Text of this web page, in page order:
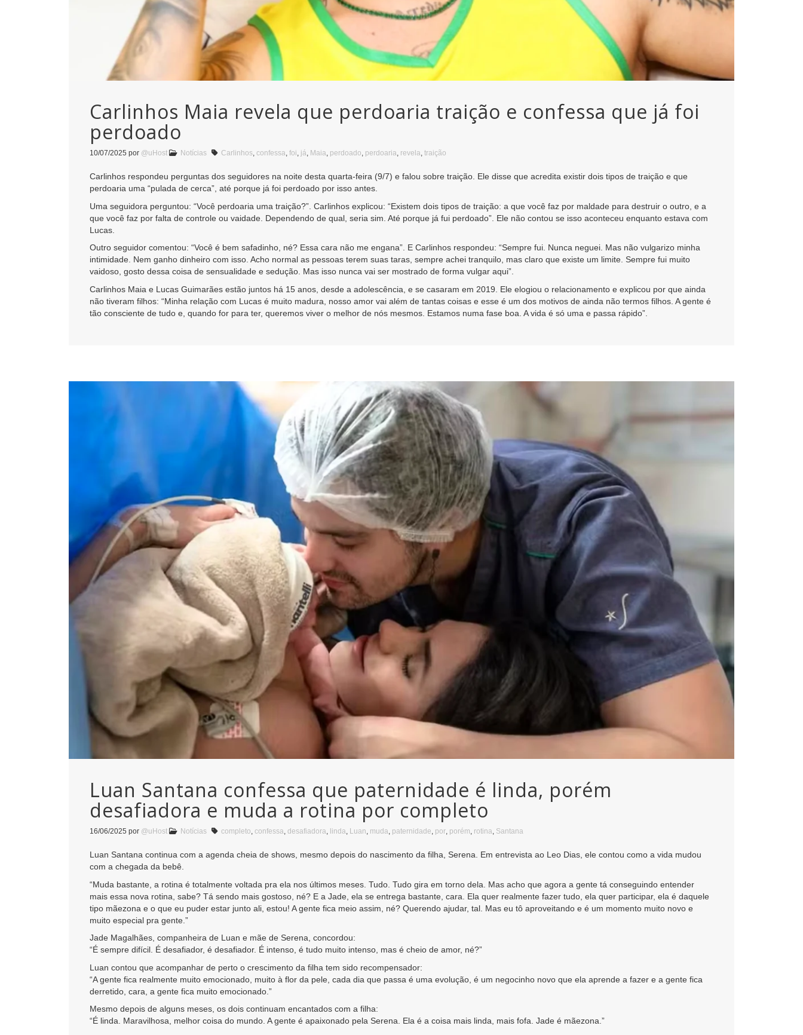
Carlinhos Maia revela que perdoaria traição e confessa que já foi
perdoado
10/07/2025 por @uHost Notícias Carlinhos, confessa, foi, já, Maia, perdoado, perdoaria, revela, traição
Carlinhos respondeu perguntas dos seguidores na noite desta quarta-feira (9/7) e falou sobre traição. Ele disse que acredita existir dois tipos de traição e que
perdoaria uma “pulada de cerca”, até porque já foi perdoado por isso antes.
Uma seguidora perguntou: “Você perdoaria uma traição?”. Carlinhos explicou: “Existem dois tipos de traição: a que você faz por maldade para destruir o outro, e a
que você faz por falta de controle ou vaidade. Dependendo de qual, seria sim. Até porque já fui perdoado”. Ele não contou se isso aconteceu enquanto estava com
Lucas.
Outro seguidor comentou: “Você é bem safadinho, né? Essa cara não me engana”. E Carlinhos respondeu: “Sempre fui. Nunca neguei. Mas não vulgarizo minha
intimidade. Nem ganho dinheiro com isso. Acho normal as pessoas terem suas taras, sempre achei tranquilo, mas claro que existe um limite. Sempre fui muito
vaidoso, gosto dessa coisa de sensualidade e sedução. Mas isso nunca vai ser mostrado de forma vulgar aqui”.
Carlinhos Maia e Lucas Guimarães estão juntos há 15 anos, desde a adolescência, e se casaram em 2019. Ele elogiou o relacionamento e explicou por que ainda
não tiveram filhos: “Minha relação com Lucas é muito madura, nosso amor vai além de tantas coisas e esse é um dos motivos de ainda não termos filhos. A gente é
tão consciente de tudo e, quando for para ter, queremos viver o melhor de nós mesmos. Estamos numa fase boa. A vida é só uma e passa rápido”.
Luan Santana confessa que paternidade é linda, porém
desafiadora e muda a rotina por completo
16/06/2025 por @uHost Notícias completo, confessa, desafiadora, linda, Luan, muda, paternidade, por, porém, rotina, Santana
Luan Santana continua com a agenda cheia de shows, mesmo depois do nascimento da filha, Serena. Em entrevista ao Leo Dias, ele contou como a vida mudou
com a chegada da bebê.
“Muda bastante, a rotina é totalmente voltada pra ela nos últimos meses. Tudo. Tudo gira em torno dela. Mas acho que agora a gente tá conseguindo entender
mais essa nova rotina, sabe? Tá sendo mais gostoso, né? E a Jade, ela se entrega bastante, cara. Ela quer realmente fazer tudo, ela quer participar, ela é daquele
tipo mãezona e o que eu puder estar junto ali, estou! A gente fica meio assim, né? Querendo ajudar, tal. Mas eu tô aproveitando e é um momento muito novo e
muito especial pra gente.”
Jade Magalhães, companheira de Luan e mãe de Serena, concordou:
“É sempre difícil. É desafiador, é desafiador. É intenso, é tudo muito intenso, mas é cheio de amor, né?”
Luan contou que acompanhar de perto o crescimento da filha tem sido recompensador:
“A gente fica realmente muito emocionado, muito à flor da pele, cada dia que passa é uma evolução, é um negocinho novo que ela aprende a fazer e a gente fica
derretido, cara, a gente fica muito emocionado.”
Mesmo depois de alguns meses, os dois continuam encantados com a filha:
“É linda. Maravilhosa, melhor coisa do mundo. A gente é apaixonado pela Serena. Ela é a coisa mais linda, mais fofa. Jade é mãezona.”